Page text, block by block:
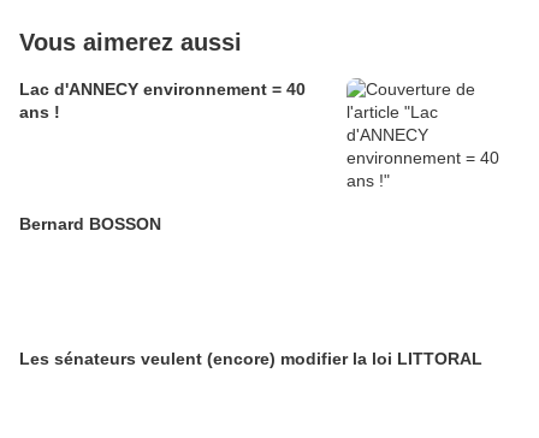
Vous aimerez aussi
Lac d'ANNECY environnement = 40
ans !
Bernard BOSSON
Les sénateurs veulent (encore) modifier la loi LITTORAL